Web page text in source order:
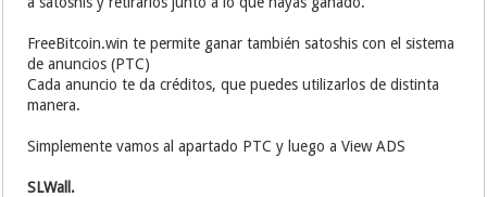
FreeBitcoin.win te permite ganar también satoshis con el sistema
de anuncios (PTC)
Cada anuncio te da créditos, que puedes utilizarlos de distinta
manera.
Simplemente vamos al apartado PTC y luego a View ADS
SLWall.